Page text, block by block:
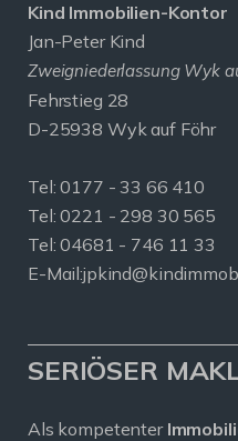
Kind Immobilien-Kontor
Jan-Peter Kind
Zweigniederlassung Wyk
Fehrstieg 28
D-25938 Wyk auf Föhr
Tel:0177 - 33 66 410
Tel: 0221 - 298 30 565
Tel: 04681 - 746 11 33
E-Mail:
SERIÖSER
Als kompetenter